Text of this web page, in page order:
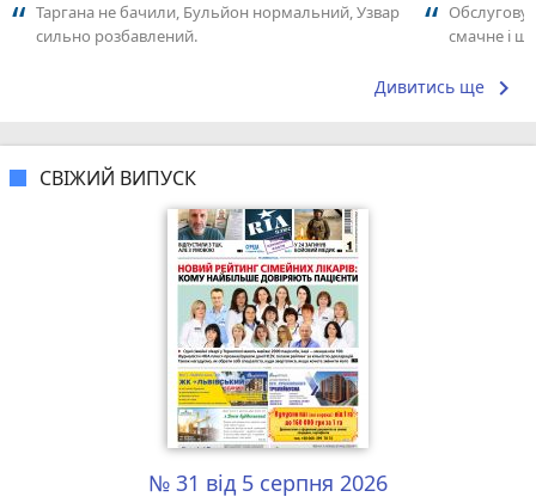
Таргана не бачили, Бульйон нормальний, Узвар
сильно розбавлений.
смачне і
Дивитись ще keyboard_arrow_right
СВІЖИЙ ВИПУСК
№ 31 від 5 серпня 2026